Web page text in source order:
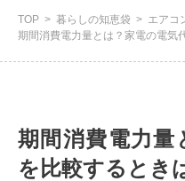
TOP 暮らしの知恵袋
エアコ
期間消費電力量とは？家電の電気
期間消費電力量
を比較するとき